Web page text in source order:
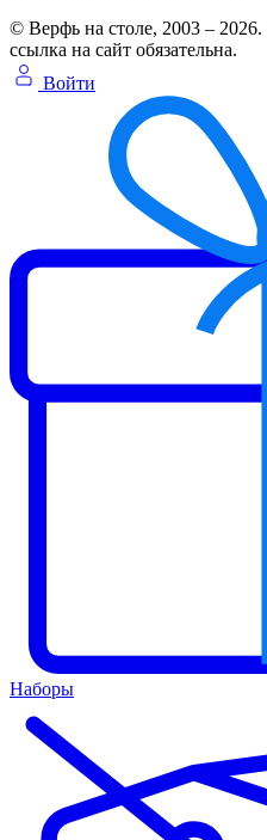
© Верфь на столе, 2003 –
ссылка на сайт обязательна.
Войти
Наборы